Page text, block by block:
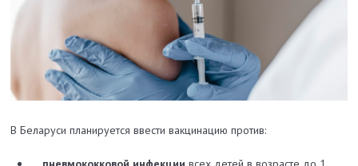
В Беларуси планируется ввести вакцинацию против: